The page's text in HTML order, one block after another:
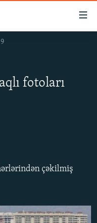
fotoları
çəkilmiş